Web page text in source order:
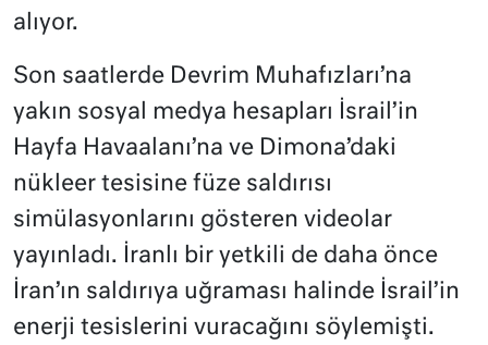
alıyor.
Son saatlerde Devrim Muhafızları’na
yakın sosyal medya hesapları İsrail’in
Hayfa Havaalanı’na ve Dimona’daki
nükleer tesisine füze saldırısı
simülasyonlarını gösteren videolar
yayınladı. İranlı bir yetkili de daha önce
İran’ın saldırıya uğraması halinde İsrail’in
enerji tesislerini vuracağını söylemişti.